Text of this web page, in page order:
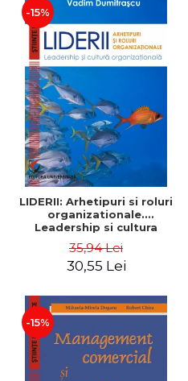
-15%
LIDERII: Arhetipuri si roluri
organizationale.
Leadership si cultura
Dumitrascu
35,94 Lei
30,55 Lei
-15%